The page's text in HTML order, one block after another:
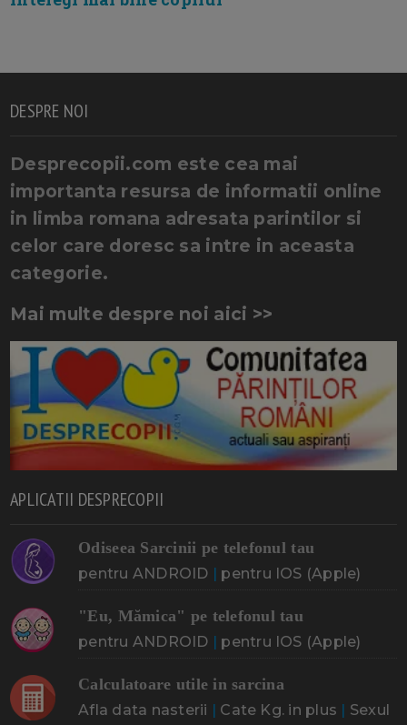
DESPRE NOI
Desprecopii.com este cea mai
importanta resursa de informatii online
in limba romana adresata parintilor si
celor care doresc sa intre in aceasta
categorie.
Mai multe despre noi aici >>
APLICATII DESPRECOPII
Odiseea Sarcinii pe telefonul tau
pentru ANDROID | pentru IOS (Apple)
"Eu, Mămica" pe telefonul tau
pentru ANDROID | pentru IOS (Apple)
Calculatoare utile in sarcina
Afla data nasterii | Cate Kg. in plus | Sexul